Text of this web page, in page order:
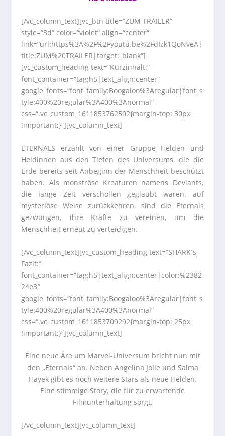
[/vc_column_text][vc_btn title=“ZUM TRAILER“
style=“3d“ color=“violet“ align=“center“
link=“url:https%3A%2F%2Fyoutu.be%2FdIzk1QoNveA|
title:ZUM%20TRAILER|target:_blank“]
[vc_custom_heading text=“Kurzinhalt:“
font_container=“tag:h5|text_align:center“
google_fonts=“font_family:Boogaloo%3Aregular|font_s
tyle:400%20regular%3A400%3Anormal“
css=“.vc_custom_1611853762502{margin-top: 30px
!important;}“][vc_column_text]
ETERNALS erzählt von einer Gruppe Helden und
Heldinnen aus den Tiefen des Universums, die die
Erde bereits seit Anbeginn der Menschheit beschützt
haben. Als monströse Kreaturen namens Deviants,
die lange Zeit verschollen geglaubt waren, auf
mysteriöse Weise zurückkehren, sind die Eternals
gezwungen, ihre Kräfte zu vereinen, um die
Menschheit erneut zu verteidigen.
[/vc_column_text][vc_custom_heading text=“SHARK´s
Fazit:“
font_container=“tag:h5|text_align:center|color:%2382
24e3″
google_fonts=“font_family:Boogaloo%3Aregular|font_s
tyle:400%20regular%3A400%3Anormal“
css=“.vc_custom_1611853709292{margin-top: 25px
!important;}“][vc_column_text]
Eine neue Ära um Marvel-Universum bricht nun mit
den „Eternals“ an. Neben Angelina Jolie und Salma
Hayek gibt es noch weitere Stars als neue Helden.
Eine stimmige Story, die für zu erwartende
Filmunterhaltung sorgt.
[/vc_column_text][vc_column_text]